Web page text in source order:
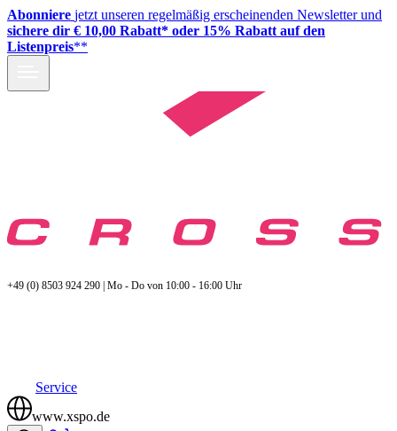
Abonniere jetzt unseren regelmäßig erscheinenden Newsletter und
sichere dir € 10,00 Rabatt* oder 15% Rabatt auf den
Listenpreis**
+49 (0) 8503 924 290 | Mo - Do von 10:00 - 16:00 Uhr
Service
www.xspo.de